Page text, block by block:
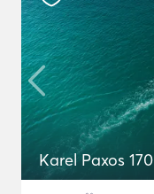
Karel Paxos 170